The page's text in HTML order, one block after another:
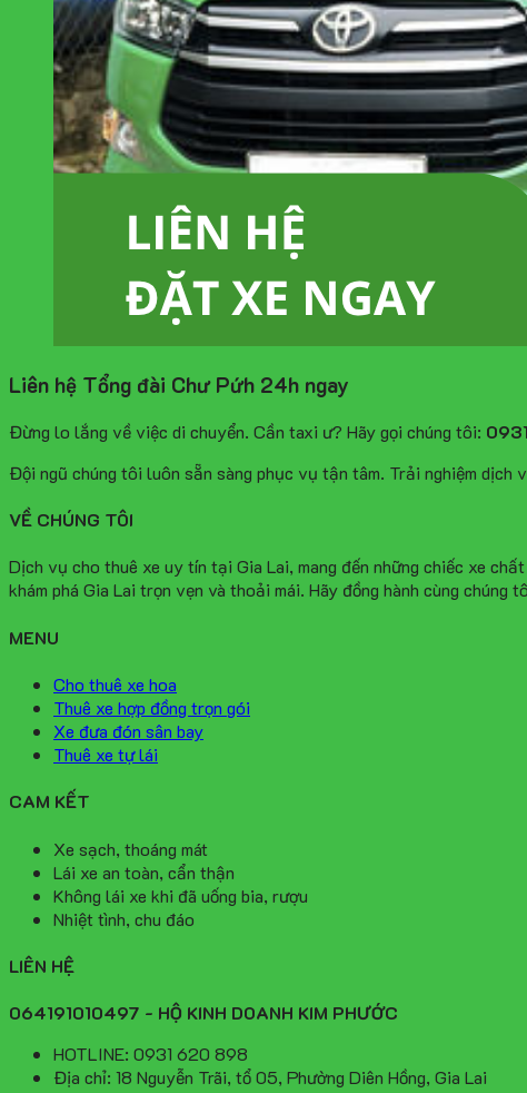
Liên hệ Tổng đài Chư Pứh 24h ngay
Đừng lo lắng về việc di chuyển. Cần taxi ư? Hãy gọi chúng tôi:
Đội ngũ chúng tôi luôn sẵn sàng phục vụ tận tâm. Trải nghiệm dịch
VỀ CHÚNG TÔI
Dịch vụ cho thuê xe uy tín tại Gia Lai, mang đến những chiếc xe
khám phá Gia Lai trọn vẹn và thoải mái. Hãy đồng hành cùng chúng
MENU
Cho thuê xe hoa
Thuê xe hợp đồng trọn gói
Xe đưa đón sân bay
Thuê xe tự lái
CAM KẾT
Xe sạch, thoáng mát
Lái xe an toàn, cẩn thận
Không lái xe khi đã uống bia, rượu
Nhiệt tình, chu đáo
LIÊN HỆ
064191010497 - HỘ KINH DOANH KIM PHƯỚC
HOTLINE: 0931 620 898
Địa chỉ: 18 Nguyễn Trãi, tổ 05, Phường Diên Hồng, Gia Lai